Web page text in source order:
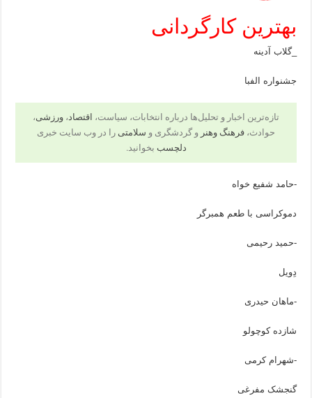
بهترین کارگردانی
_گلاب آدینه
جشنواره الفبا
تازه‌ترین اخبار و تحلیل‌ها درباره انتخابات، سیاست، اقتصاد، ورزشی،
حوادث، فرهنگ وهنر و گردشگری و سلامتی را در وب سایت خبری
دلچسب بخوانید.
-حامد شفیع خواه
دموکراسی با طعم همبرگر
-حمید رحیمی
دِویل
-ماهان حیدری
شازده کوچولو
-شهرام کرمی
گنجشک مفرغی